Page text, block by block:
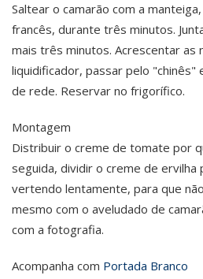
Saltear o camarão com a
francês, durante três minutos.
mais três minutos. Acrescentar as
liquidificador, passar pelo "chinês"
de rede. Reservar no frigorífico.
Montagem
Distribuir o creme de tomate por
seguida, dividir o creme de
vertendo lentamente, para que
mesmo com o aveludado de
com a fotografia.
Acompanha com Portada Branco